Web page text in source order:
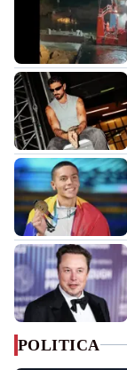
POLITICA